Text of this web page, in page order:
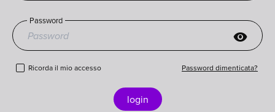
Password
visibility
Ricorda il mio accesso Password dimenticata?
login